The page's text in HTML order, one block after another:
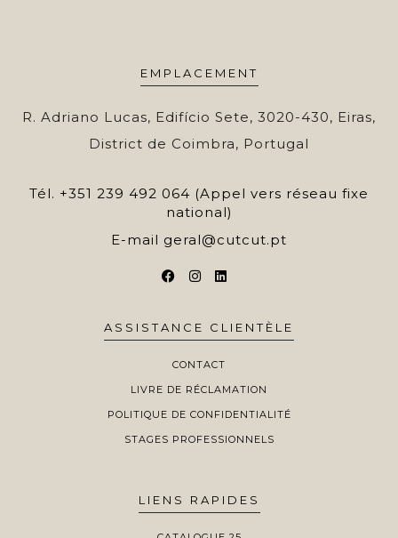
EMPLACEMENT
R. Adriano Lucas, Edifício Sete, 3020-430, Eiras,
District de Coimbra, Portugal
Tél. +351 239 492 064 (Appel vers réseau fixe
national)
E-mail geral@cutcut.pt
ASSISTANCE CLIENTÈLE
CONTACT
LIVRE DE RÉCLAMATION
POLITIQUE DE CONFIDENTIALITÉ
STAGES PROFESSIONNELS
LIENS RAPIDES